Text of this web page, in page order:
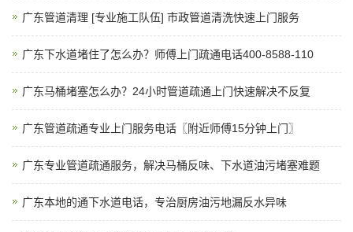
广东管道清理 [专业施工队伍] 市政管道清洗快速上门服务
广东下水道堵住了怎么办？师傅上门疏通电话400-8588-110
广东马桶堵塞怎么办？24小时管道疏通上门快速解决不反复
广东管道疏通专业上门服务电话〖附近师傅15分钟上门〗
广东专业管道疏通服务，解决马桶反味、下水道油污堵塞难题
广东本地的通下水道电话，专治厨房油污地漏反水异味